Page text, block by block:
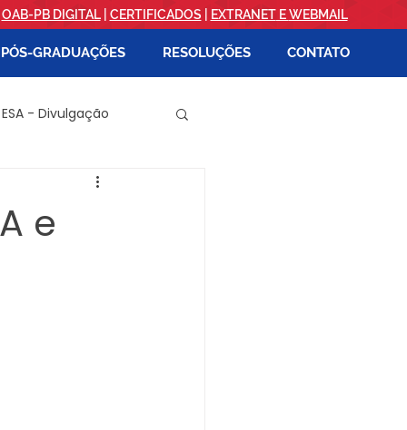
OAB-PB DIGITAL| CERTIFICADOS EXTRANETEWEBMAIL
PÓS-GRADUAÇÕES RESOLUÇÕES CONTATO
- Divulgação
e